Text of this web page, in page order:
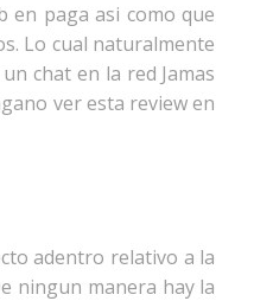
en paga asi como que
Lo cual naturalmente
chat en la red Jamas
ver esta review en
adentro relativo a la
ningun manera hay la